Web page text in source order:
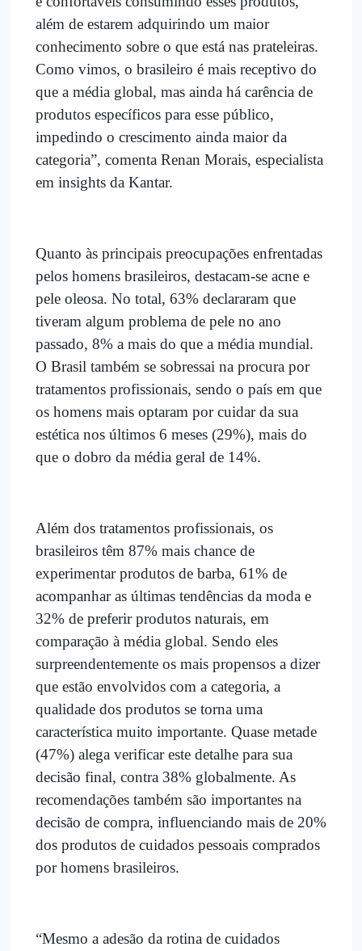
além de estarem adquirindo um maior
conhecimento sobre o que está nas prateleiras.
Como vimos, o brasileiro é mais receptivo do
que a média global, mas ainda há carência de
produtos específicos para esse público,
impedindo o crescimento ainda maior da
categoria”, comenta Renan Morais, especialista
em insights da Kantar.
Quanto às principais preocupações enfrentadas
pelos homens brasileiros, destacam-se acne e
pele oleosa. No total, 63% declararam que
tiveram algum problema de pele no ano
passado, 8% a mais do que a média mundial.
O Brasil também se sobressai na procura por
tratamentos profissionais, sendo o país em que
os homens mais optaram por cuidar da sua
estética nos últimos 6 meses (29%), mais do
que o dobro da média geral de 14%.
Além dos tratamentos profissionais, os
brasileiros têm 87% mais chance de
experimentar produtos de barba, 61% de
acompanhar as últimas tendências da moda e
32% de preferir produtos naturais, em
comparação à média global. Sendo eles
surpreendentemente os mais propensos a dizer
que estão envolvidos com a categoria, a
qualidade dos produtos se torna uma
característica muito importante. Quase metade
(47%) alega verificar este detalhe para sua
decisão final, contra 38% globalmente. As
recomendações também são importantes na
decisão de compra, influenciando mais de 20%
dos produtos de cuidados pessoais comprados
por homens brasileiros.
“Mesmo a adesão da rotina de cuidados